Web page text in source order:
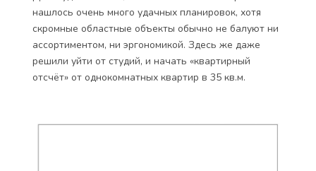
нашлось очень много удачных планировок, хотя
скромные областные объекты обычно не балуют ни
ассортиментом, ни эргономикой. Здесь же даже
решили уйти от студий, и начать «квартирный
отсчёт» от однокомнатных квартир в 35 кв.м.